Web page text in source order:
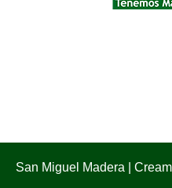
San Miguel Madera |